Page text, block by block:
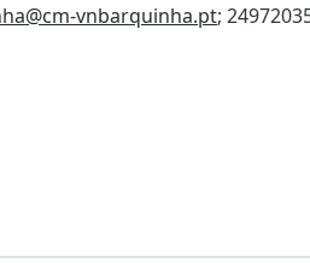
vnbarquinha.pt;